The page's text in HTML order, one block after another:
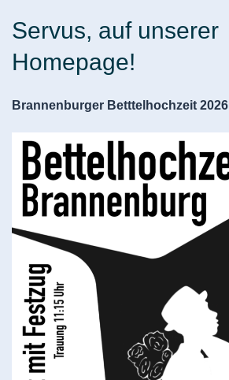
Servus, auf unserer
Homepage!
Brannenburger Betttelhochzeit 2026